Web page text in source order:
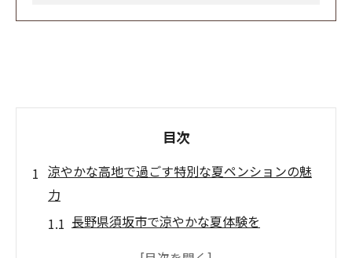
目次
涼やかな高地で過ごす特別な夏ペンションの魅
力
長野県須坂市で涼やかな夏体験を
アウトドアと自然を満喫するペンションラ